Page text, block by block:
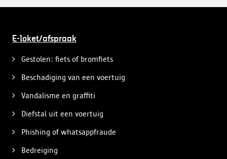
E-loket/afspraak
Gestolen: fiets of bromfiets
Beschadiging van een voertuig
Vandalisme en graffiti
Diefstal uit een voertuig
Phishing of whatsappfraude
Bedreiging